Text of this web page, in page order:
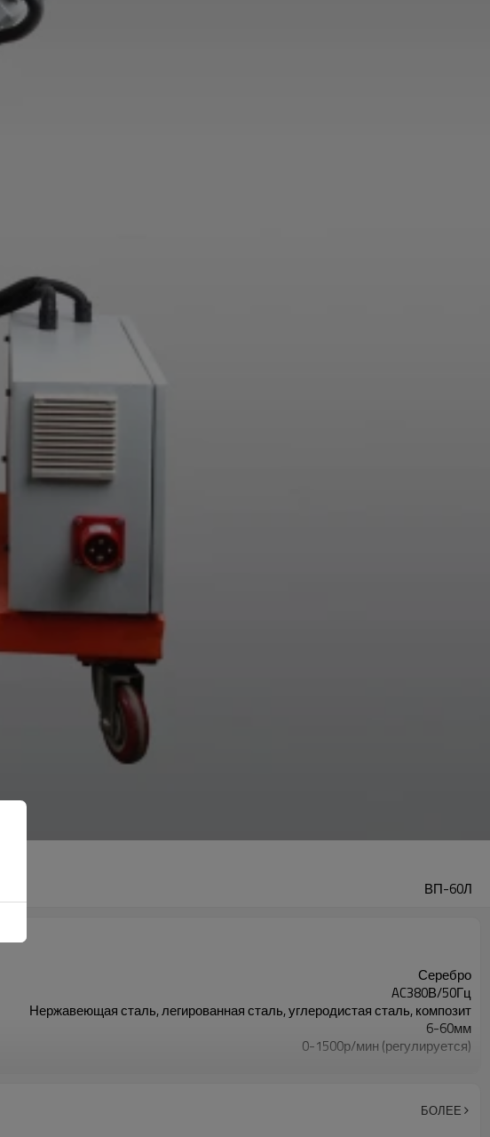
ВП-60Л
Серебро
AC380В/50Гц
Нержавеющая сталь, легированная сталь, углеродистая сталь, композит
6-60мм
0-1500р/мин (регулируется)
БОЛЕЕ